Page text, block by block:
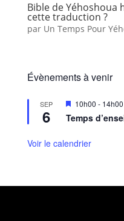
Bible de Yéhoshoua
cette traduction ?
par Un Temps Pour
Évènements à venir
SEP
6
M
s
n
10h00 - 14h00
Temps
Voir le calendrier